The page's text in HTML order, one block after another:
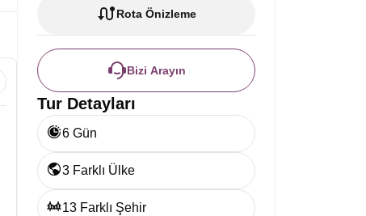
Rota Önizleme
Bizi Arayın
Tur Detayları
6 Gün
3 Farklı Ülke
13 Farklı Şehir